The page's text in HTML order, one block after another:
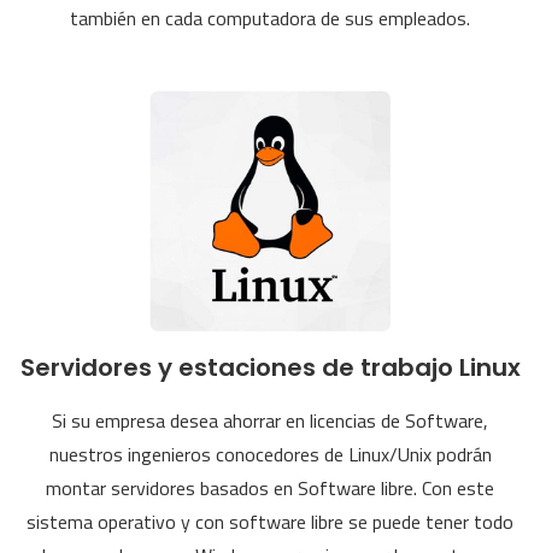
también en cada computadora de sus empleados.
Servidores y estaciones de trabajo Linux
Si su empresa desea ahorrar en licencias de Software,
nuestros ingenieros conocedores de Linux/Unix podrán
montar servidores basados en Software libre. Con este
sistema operativo y con software libre se puede tener todo